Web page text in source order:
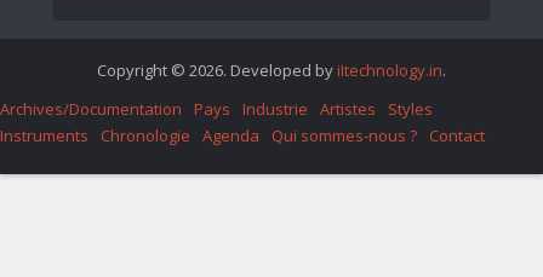
Copyright © 2026. Developed by iItechnology.in.
Archives/Documentation
Pays Industrie Artistes
Styles
Instruments
Chronologie Agenda Qui sommes-nous ? Contact